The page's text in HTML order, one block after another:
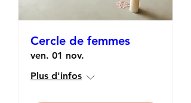
Cercle de femmes
ven. 01 nov.
Plus d'infos